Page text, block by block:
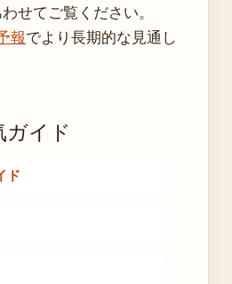
せてご覧ください。
報でより長期的な見通し
ガイド
ド